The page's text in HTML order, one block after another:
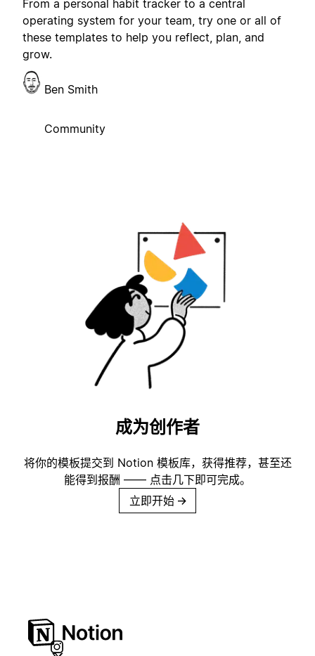
From a personal habit tracker to a central
operating system for your team, try one or all of
these templates to help you reflect, plan, and
grow.
Ben Smith
Community
成为创作者
将你的模板提交到 Notion 模板库，获得推荐，甚至还
能得到报酬 —— 点击几下即可完成。
立即开始 →